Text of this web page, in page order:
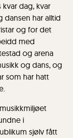
dag, kvar
dansen har alltid
og for det
med
og arena
og dans, og
som har hatt
i
sjølv fått